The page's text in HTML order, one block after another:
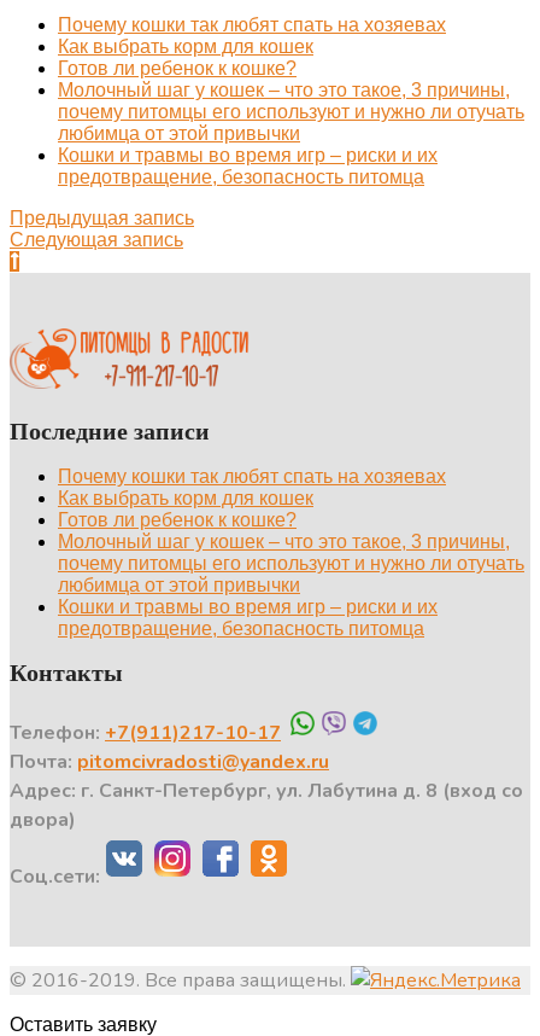
Почему кошки так любят спать на хозяевах
Как выбрать корм для кошек
Готов ли ребенок к кошке?
Молочный шаг у кошек – что это такое, 3 причины,
почему питомцы его используют и нужно ли отучать
любимца от этой привычки
Кошки и травмы во время игр – риски и их
предотвращение, безопасность питомца
Предыдущая запись
Следующая запись
Последние записи
Почему кошки так любят спать на хозяевах
Как выбрать корм для кошек
Готов ли ребенок к кошке?
Молочный шаг у кошек – что это такое, 3 причины,
почему питомцы его используют и нужно ли отучать
любимца от этой привычки
Кошки и травмы во время игр – риски и их
предотвращение, безопасность питомца
Контакты
Телефон: +7(911)217-10-17
Почта: pitomcivradosti@yandex.ru
Адрес: г. Санкт-Петербург, ул. Лабутина д. 8 (вход со
двора)
Соц.сети:
© 2016-2019. Все права защищены.
Оставить заявку